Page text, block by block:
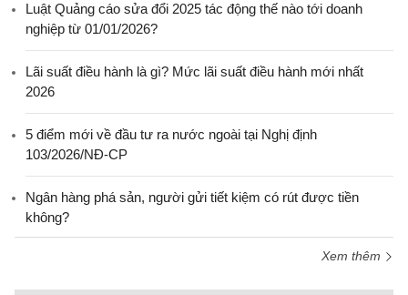
Luật Quảng cáo sửa đổi 2025 tác động thế nào tới doanh
nghiệp từ 01/01/2026?
Lãi suất điều hành là gì? Mức lãi suất điều hành mới nhất
2026
5 điểm mới về đầu tư ra nước ngoài tại Nghị định
103/2026/NĐ-CP
Ngân hàng phá sản, người gửi tiết kiệm có rút được tiền
không?
Xem thêm